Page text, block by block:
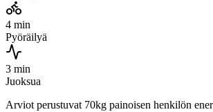
4 min
Pyöräilyä
3 min
Juoksua
Arviot perustuvat 70kg painoisen henkilön